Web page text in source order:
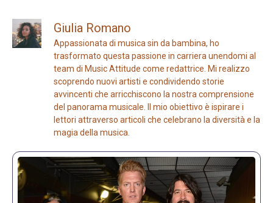
Giulia Romano
Appassionata di musica sin da bambina, ho
trasformato questa passione in carriera unendomi al
team di Music Attitude come redattrice. Mi realizzo
scoprendo nuovi artisti e condividendo storie
avvincenti che arricchiscono la nostra comprensione
del panorama musicale. Il mio obiettivo è ispirare i
lettori attraverso articoli che celebrano la diversità e la
magia della musica.